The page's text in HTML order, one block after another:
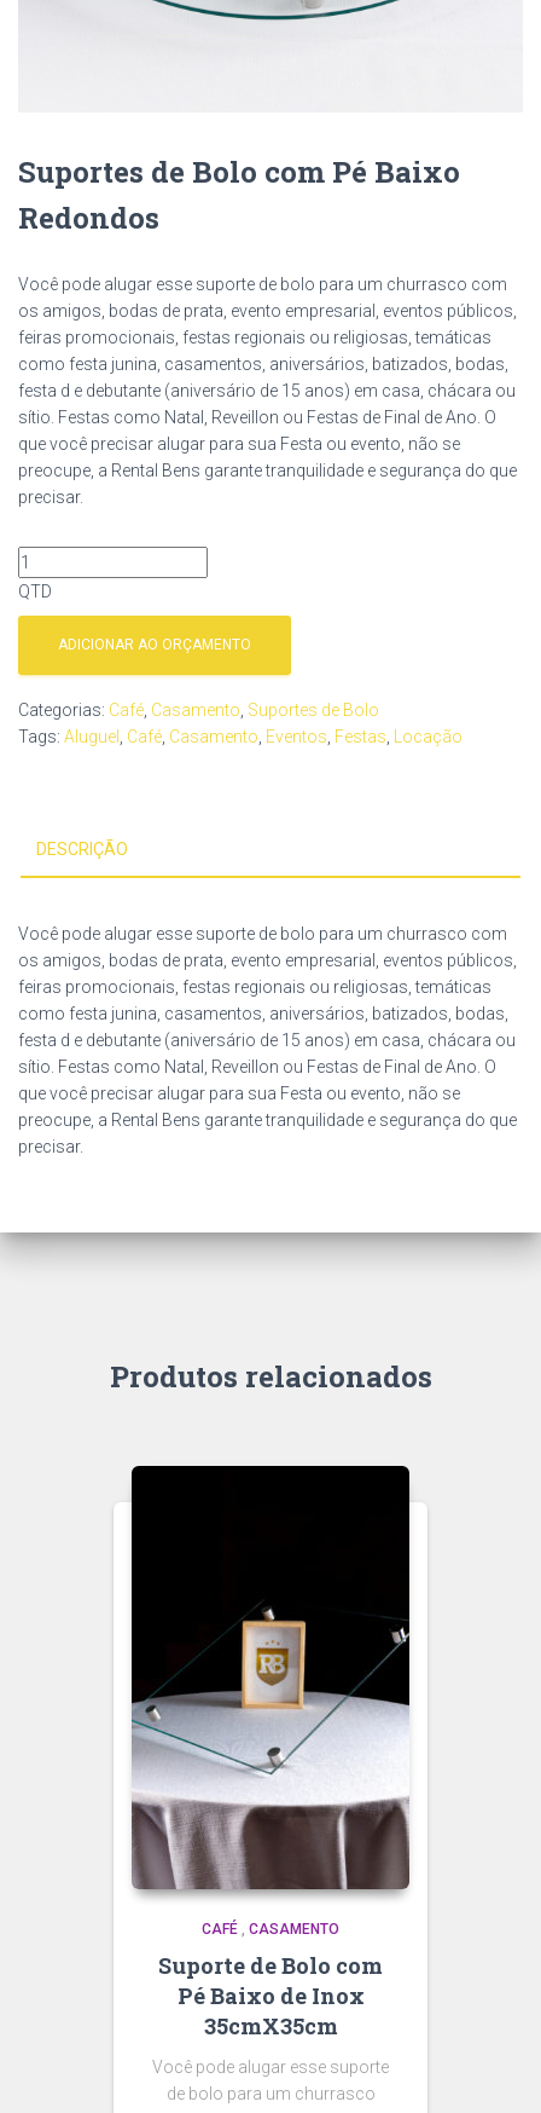
Suportes de Bolo com Pé Baixo
Redondos
Você pode alugar esse suporte de bolo para um churrasco com
os amigos, bodas de prata, evento empresarial, eventos públicos,
feiras promocionais, festas regionais ou religiosas, temáticas
como festa junina, casamentos, aniversários, batizados, bodas,
festa d e debutante (aniversário de 15 anos) em casa, chácara ou
sítio. Festas como Natal, Reveillon ou Festas de Final de Ano. O
que você precisar alugar para sua Festa ou evento, não se
preocupe, a Rental Bens garante tranquilidade e segurança do que
precisar.
QTD
ADICIONAR AO ORÇAMENTO
Categorias: Café Casamento Suportes de Bolo
Tags: Aluguel Café Casamento Eventos Festas Locação
DESCRIÇÃO
Você pode alugar esse suporte de bolo para um churrasco com
os amigos, bodas de prata, evento empresarial, eventos públicos,
feiras promocionais, festas regionais ou religiosas, temáticas
como festa junina, casamentos, aniversários, batizados, bodas,
festa d e debutante (aniversário de 15 anos) em casa, chácara ou
sítio. Festas como Natal, Reveillon ou Festas de Final de Ano. O
que você precisar alugar para sua Festa ou evento, não se
preocupe, a Rental Bens garante tranquilidade e segurança do que
precisar.
Produtos relacionados
CAFÉ , CASAMENTO
Suporte de Bolo com
Pé Baixo de Inox
35cmX35cm
Você pode alugar esse suporte
de bolo para um churrasco